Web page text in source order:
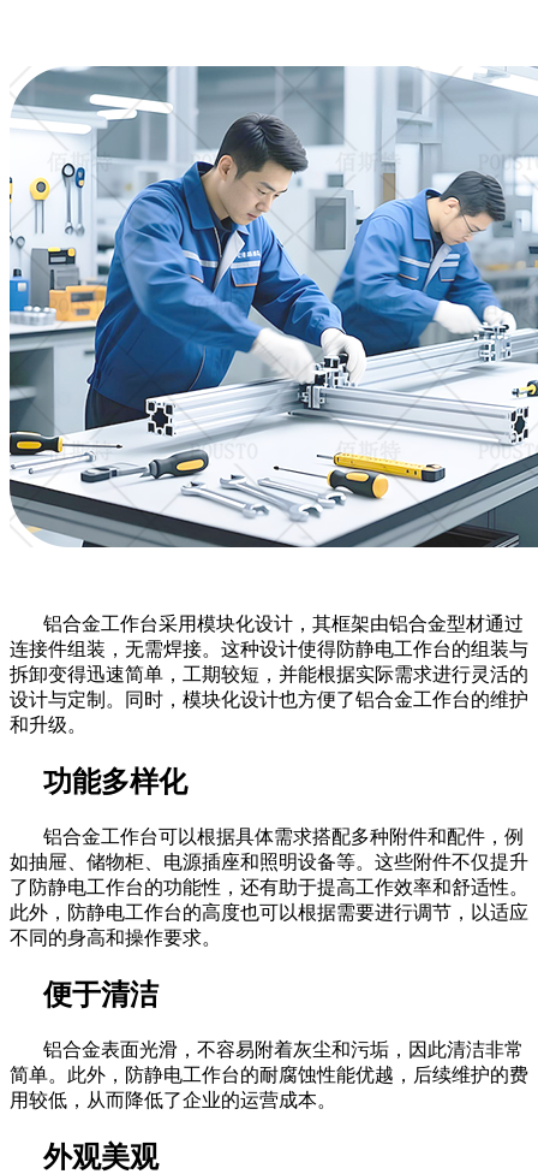
铝合金工作台采用模块化设计，其框架由铝合金型材通过
连接件组装，无需焊接。这种设计使得防静电工作台的组装与
拆卸变得迅速简单，工期较短，并能根据实际需求进行灵活的
设计与定制。同时，模块化设计也方便了铝合金工作台的维护
和升级。
功能多样化
铝合金工作台可以根据具体需求搭配多种附件和配件，例
如抽屉、储物柜、电源插座和照明设备等。这些附件不仅提升
了防静电工作台的功能性，还有助于提高工作效率和舒适性。
此外，防静电工作台的高度也可以根据需要进行调节，以适应
不同的身高和操作要求。
便于清洁
铝合金表面光滑，不容易附着灰尘和污垢，因此清洁非常
简单。此外，防静电工作台的耐腐蚀性能优越，后续维护的费
用较低，从而降低了企业的运营成本。
外观美观